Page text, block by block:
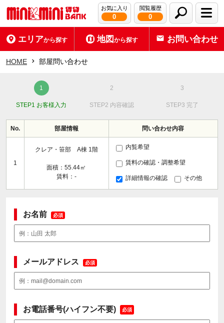
お気に入り
0
閲覧履歴
0
エリアから探す 地図から探す お問い合わせ
HOME 部屋問い合わせ
STEP1 お客様入力 STEP2 内容確認 STEP3 完了
No. 部屋情報 問い合わせ内容
1
クレア・笹部 A棟 1階
面積：55.44㎡
賃料：-
内覧希望
賃料の確認・調整希望
詳細情報の確認 その他
お名前 必須
メールアドレス 必須
お電話番号(ハイフン不要) 必須